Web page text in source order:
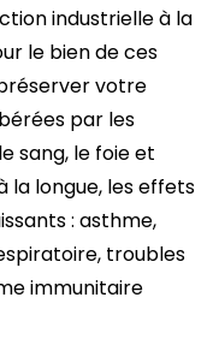
industrielle à la
le bien de ces
votre
par les
sang, le foie et
la longue, les effets
: asthme,
troubles
immunitaire